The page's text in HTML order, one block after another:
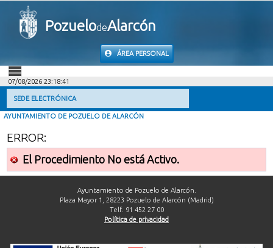
PozuelodeAlarcón
ÁREA PERSONAL
INICIO
MI CARPETA
INFORMACIÓN MUNICIPAL
AYUDA
07/08/2026 23:18:41
SEDE ELECTRÓNICA
AYUNTAMIENTO DE POZUELO DE ALARCÓN
ERROR:
El Procedimiento No está Activo.
Ayuntamiento de Pozuelo de Alarcón.
Plaza Mayor 1, 28223 Pozuelo de Alarcón (Madrid)
Telf. 91 452 27 00
Política de privacidad